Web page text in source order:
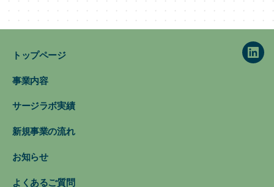
トップページ
事業内容
サージラボ実績
新規事業の流れ
お知らせ
よくあるご質問